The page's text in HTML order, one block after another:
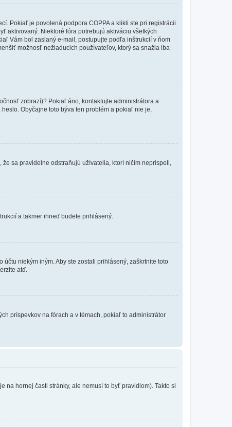
Pokiaľ je povolená podpora COPPA a klikli ste pri registrácii
aktivovaný. Niektoré fóra potrebujú aktiváciu všetkých
Vám bol zaslaný e-mail, postupujte podľa inštrukcií v ňom
možnosť nežiaducich používateľov, ktorý sa snažia iba
zobrazí)? Pokiaľ áno, kontaktujte administrátora a
Obyčajne toto býva ten problém a pokiaľ nie je,
sa pravidelne odstraňujú užívatelia, ktorí ničím neprispeli,
a takmer ihneď budete prihlásený.
niekým iným. Aby ste zostali prihlásený, zaškrtnite toto
atď.
príspevkov na fórach a v témach, pokiaľ to administrátor
na hornej časti stránky, ale nemusí to byť pravidlom). Takto si